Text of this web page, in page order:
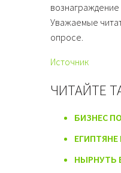
Уважаемые
опросе.
Источник
ЧИТАЙТЕ
БИЗНЕС
НЫРНУТЬ